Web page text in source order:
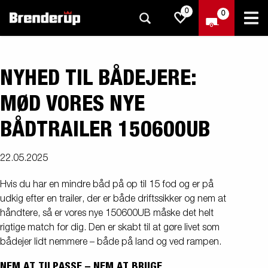
0 0
NYHED TIL BÅDEJERE:
MØD VORES NYE
BÅDTRAILER 150600UB
22.05.2025
Hvis du har en mindre båd på op til 15 fod og er på
udkig efter en trailer, der er både driftssikker og nem at
håndtere, så er vores nye 150600UB måske det helt
rigtige match for dig. Den er skabt til at gøre livet som
bådejer lidt nemmere – både på land og ved rampen.